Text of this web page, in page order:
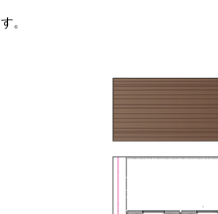
す。